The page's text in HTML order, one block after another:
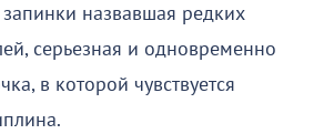
назвавшая редких
серьезная и одновременно
в которой чувствуется